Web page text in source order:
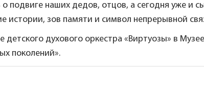
подвиге наших дедов, отцов, а сегодня уже и
истории, зов памяти и символ непрерывной
детского духового оркестра «Виртуозы» в
поколений».